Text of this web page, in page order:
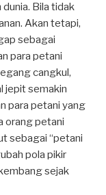
Bila tidak
Akan tetapi,
sebagai
para petani
cangkul,
jepit semakin
para petani yang
orang petani
sebagai “petani
pola pikir
sejak